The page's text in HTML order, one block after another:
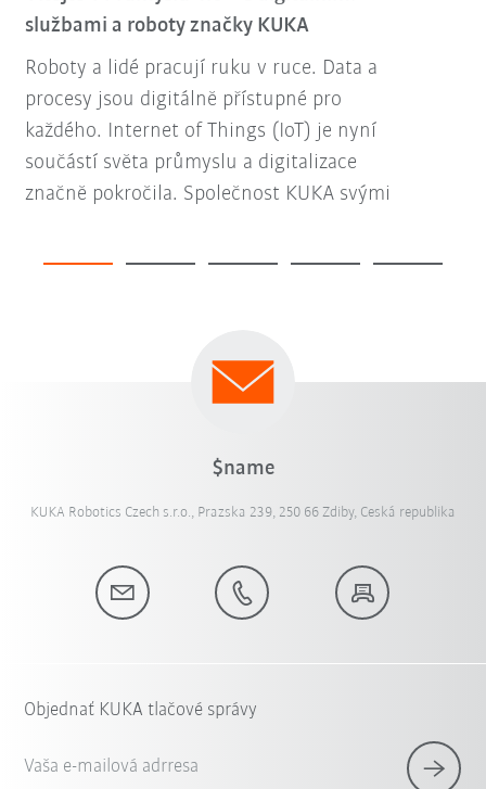
službami a roboty značky KUKA
Roboty a lidé pracují ruku v ruce. Data a
procesy jsou digitálně přístupné pro
každého. Internet of Things (IoT) je nyní
součástí světa průmyslu a digitalizace
značně pokročila. Společnost KUKA svými
$name
KUKA Robotics Czech s.r.o., Prazska 239, 250 66 Zdiby, Ceská republika
Objednať KUKA tlačové správy
Vaša e-mailová adrresa